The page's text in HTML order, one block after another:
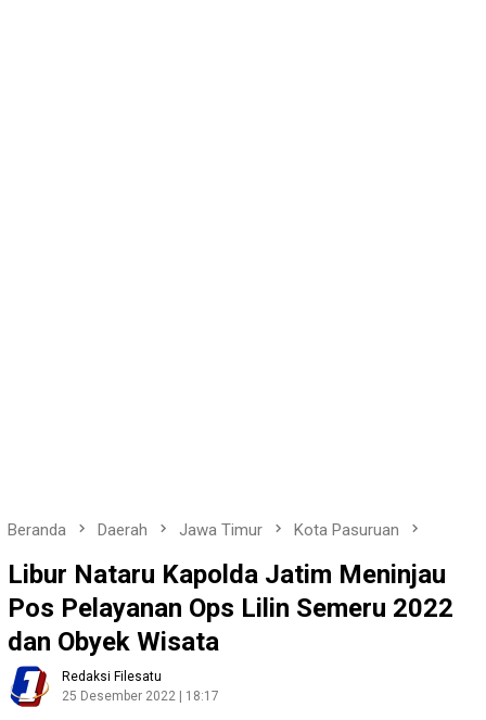
Beranda Daerah Jawa Timur Kota Pasuruan
Libur Nataru Kapolda Jatim Meninjau
Pos Pelayanan Ops Lilin Semeru 2022
dan Obyek Wisata
Redaksi Filesatu
25 Desember 2022 | 18:17